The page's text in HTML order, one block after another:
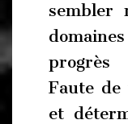
sembler
progrès
Faute de
et